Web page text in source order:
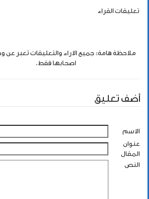
تعليقات القراء
ملاحظة هامة: جميع الاراء والتعليقات تعبر عن
اصحابها فقط.
أضف تعليق
الاسم
عنوان
المقال
النص